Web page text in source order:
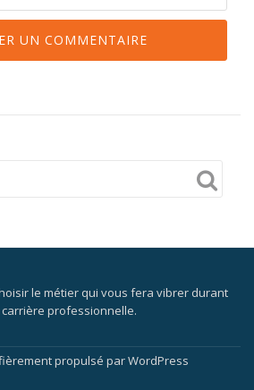
le métier qui vous fera vibrer durant
professionnelle.
propulsé parWordPress